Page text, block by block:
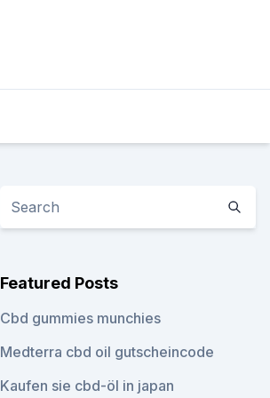
Featured Posts
Cbd gummies munchies
Medterra cbd oil gutscheincode
Kaufen sie cbd-öl in japan